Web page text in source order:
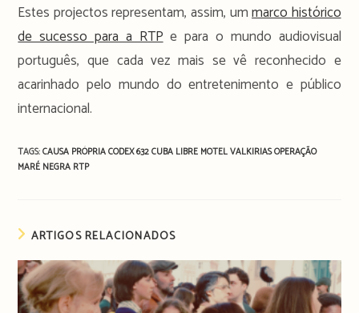
Estes projectos representam, assim, ummarco histórico
de sucesso para a RTPe para o mundo audiovisual
português, que cada vez mais se vê reconhecido e
acarinhado pelo mundo do entretenimento e público
internacional.
TAGS:CAUSA PRÓPRIACODEX 632CUBA LIBRE MOTEL VALKIRIASOPERAÇÃO
MARÉ NEGRA RTP
ARTIGOS RELACIONADOS